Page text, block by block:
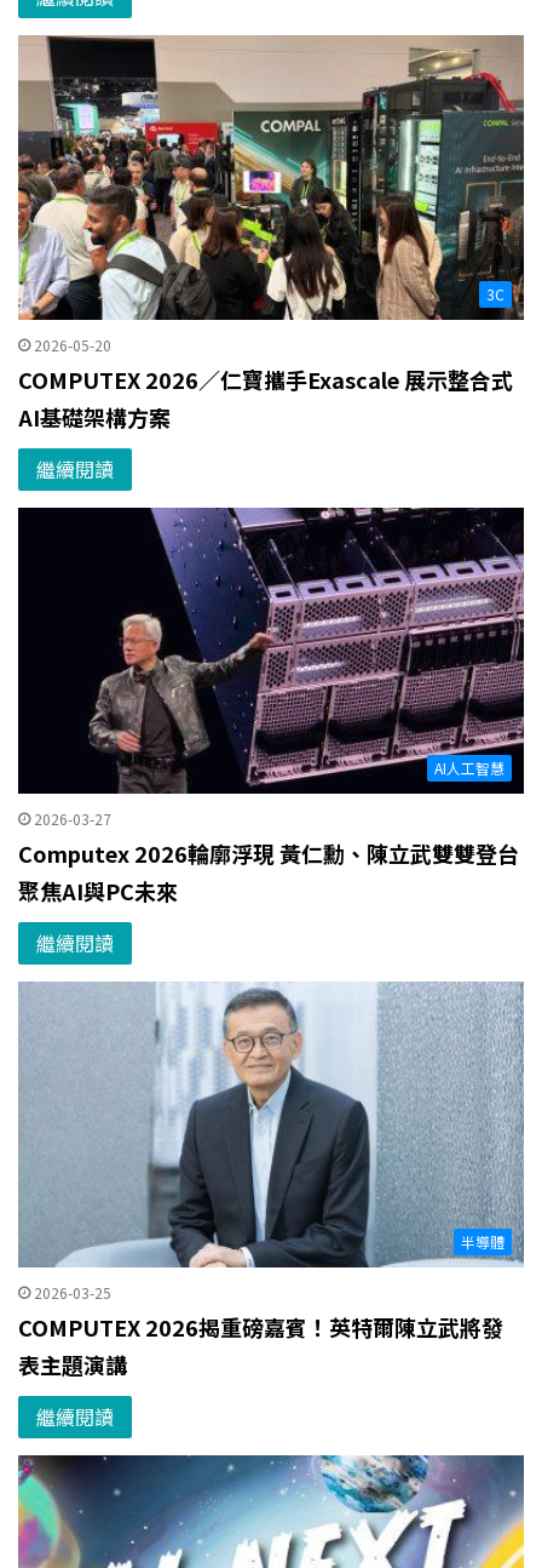
3C
2026-05-20
COMPUTEX 2026／仁寶攜手Exascale 展示整合式
AI基礎架構方案
繼續閱讀
AI人工智慧
2026-03-27
Computex 2026輪廓浮現 黃仁勳、陳立武雙雙登台
聚焦AI與PC未來
繼續閱讀
半導體
2026-03-25
COMPUTEX 2026揭重磅嘉賓！英特爾陳立武將發
表主題演講
繼續閱讀